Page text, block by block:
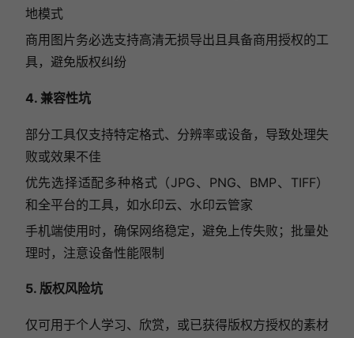
地模式
商用图片务必选支持高清无损导出且具备商用授权的工
具，避免版权纠纷
4. 兼容性坑
部分工具仅支持特定格式、分辨率或设备，导致处理失
败或效果不佳
优先选择适配多种格式（JPG、PNG、BMP、TIFF）
和全平台的工具，如水印云、水印云管家
手机端使用时，确保网络稳定，避免上传失败；批量处
理时，注意设备性能限制
5. 版权风险坑
仅可用于个人学习、欣赏，或已获得版权方授权的素材